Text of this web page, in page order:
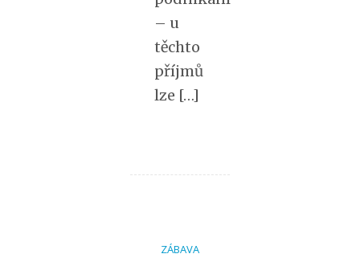
– u
těchto
příjmů
lze […]
ZÁBAVA